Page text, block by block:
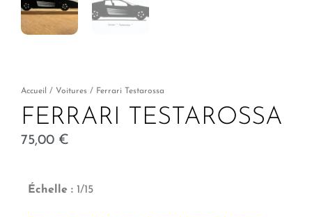
Accueil / Voitures / Ferrari Testarossa
FERRARI TESTAROSSA
75,00 €
Échelle : 1/15